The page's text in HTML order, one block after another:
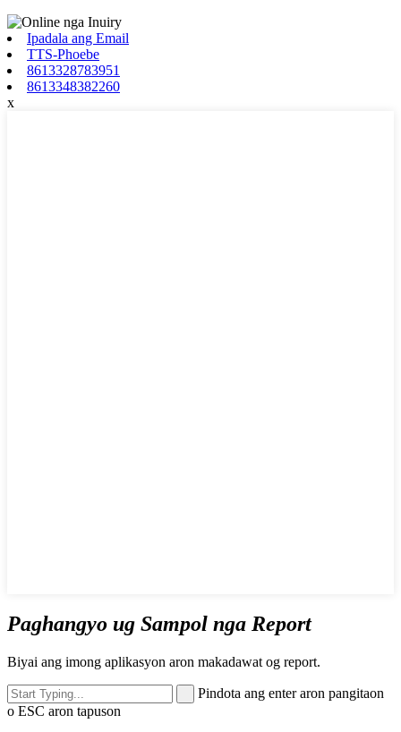
Ipadala ang Email
TTS-Phoebe
8613328783951
8613348382260
x
Paghangyo ug Sampol nga Report
Biyai ang imong aplikasyon aron makadawat og report.
Pindota ang enter aron pangitaon
o ESC aron tapuson